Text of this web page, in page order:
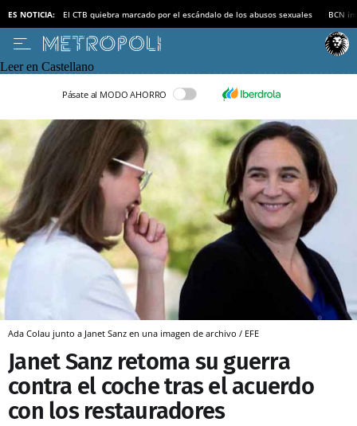
ES NOTICIA: El CTB quiebra marcado por el escándalo de los abusos sexuales BCN
Leer en Castellano
Pásate al MODO AHORRO
Ada Colau junto a Janet Sanz en una imagen de archivo / EFE
Janet Sanz retoma su guerra
contra el coche tras el acuerdo
con los restauradores